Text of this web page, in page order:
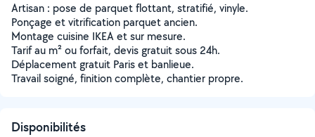
Artisan : pose de parquet flottant, stratifié, vinyle.
Ponçage et vitrification parquet ancien.
Montage cuisine IKEA et sur mesure.
Tarif au m² ou forfait, devis gratuit sous 24h.
Déplacement gratuit Paris et banlieue.
Travail soigné, finition complète, chantier propre.
Disponibilités